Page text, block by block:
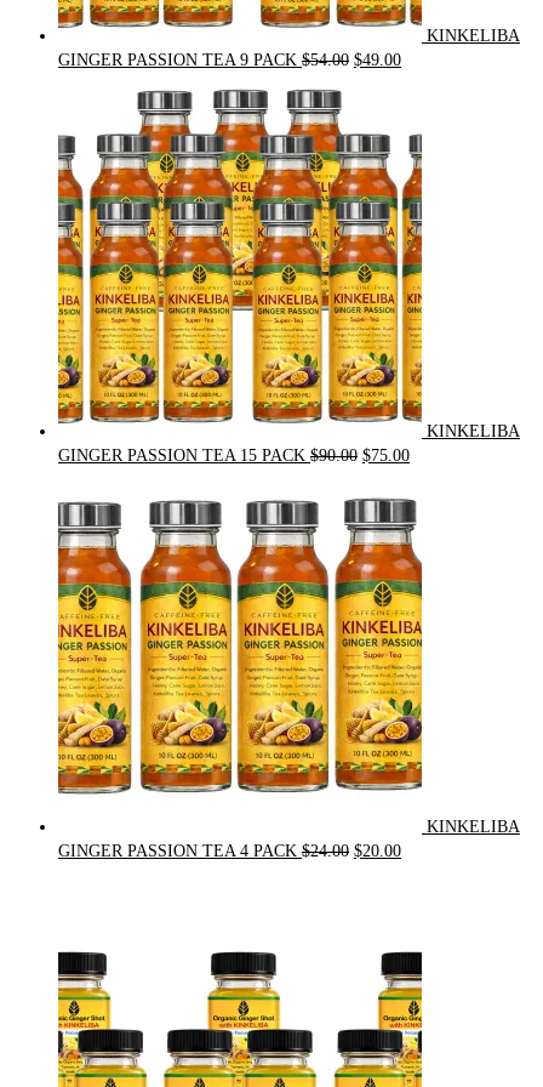
KINKELIBA
GINGER PASSION TEA 9 PACK $54.00 Original
$54.00.
$49.00Current
$49.00.
KINKELIBA
GINGER PASSION TEA 15 PACK $90.00 Original
was:
$90.00.
$75.00Current
is:
$75.00.
KINKELIBA
GINGER PASSION TEA 4 PACK $24.00 Original
$20.00Current